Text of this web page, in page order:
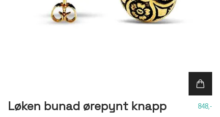
Løken bunad ørepynt knapp 848,-